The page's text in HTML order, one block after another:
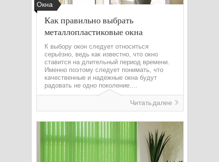
Окна
Как правильно выбрать
металлопластиковые окна
К выбору окон следует относиться
серьёзно, ведь как известно, что окно
ставится на длительный период времени.
Именно поэтому следует понимать, что
качественные и надежные окна будут
радовать не одно поколение....
Читать далее